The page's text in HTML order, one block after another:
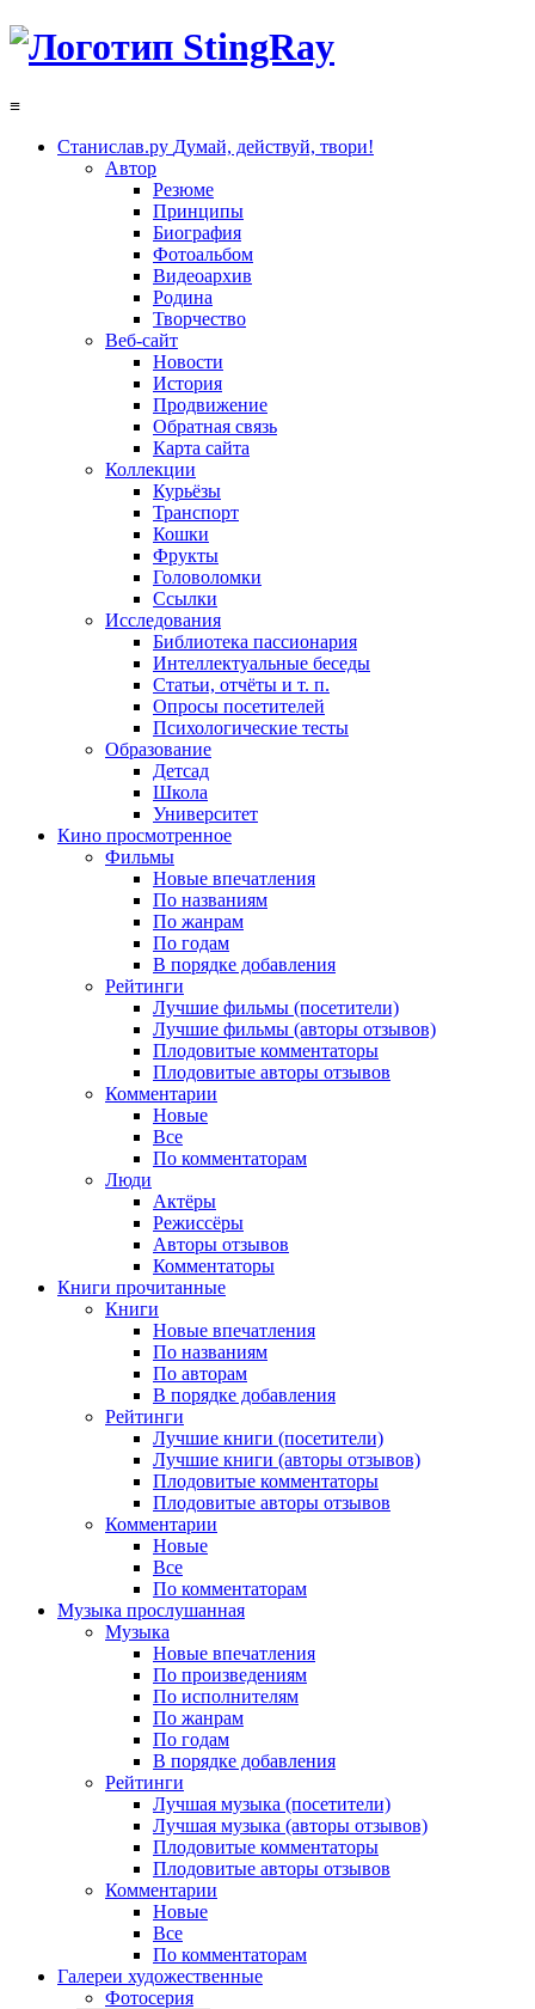
≡
Станислав.ру Думай, действуй, твори!
Автор
Резюме
Принципы
Биография
Фотоальбом
Видеоархив
Родина
Творчество
Веб-сайт
Новости
История
Продвижение
Обратная связь
Карта сайта
Коллекции
Курьёзы
Транспорт
Кошки
Фрукты
Головоломки
Ссылки
Исследования
Библиотека пассионария
Интеллектуальные беседы
Статьи, отчёты и т. п.
Опросы посетителей
Психологические тесты
Образование
Детсад
Школа
Университет
Кино просмотренное
Фильмы
Новые впечатления
По названиям
По жанрам
По годам
В порядке добавления
Рейтинги
Лучшие фильмы (посетители)
Лучшие фильмы (авторы отзывов)
Плодовитые комментаторы
Плодовитые авторы отзывов
Комментарии
Новые
Все
По комментаторам
Люди
Актёры
Режиссёры
Авторы отзывов
Комментаторы
Книги прочитанные
Книги
Новые впечатления
По названиям
По авторам
В порядке добавления
Рейтинги
Лучшие книги (посетители)
Лучшие книги (авторы отзывов)
Плодовитые комментаторы
Плодовитые авторы отзывов
Комментарии
Новые
Все
По комментаторам
Музыка прослушанная
Музыка
Новые впечатления
По произведениям
По исполнителям
По жанрам
По годам
В порядке добавления
Рейтинги
Лучшая музыка (посетители)
Лучшая музыка (авторы отзывов)
Плодовитые комментаторы
Плодовитые авторы отзывов
Комментарии
Новые
Все
По комментаторам
Галереи художественные
Фотосерия